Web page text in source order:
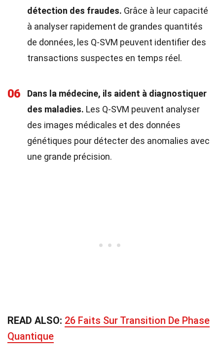
détection des fraudes. Grâce à leur capacité
à analyser rapidement de grandes quantités
de données, les Q-SVM peuvent identifier des
transactions suspectes en temps réel.
06
Dans la médecine, ils aident à diagnostiquer
des maladies. Les Q-SVM peuvent analyser
des images médicales et des données
génétiques pour détecter des anomalies avec
une grande précision.
READ ALSO: 26 Faits Sur Transition De Phase
Quantique